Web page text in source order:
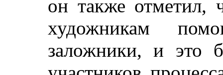
он также отметил,
художникам
заложники, и это